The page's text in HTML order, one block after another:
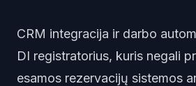
CRM integracija ir darbo
DI registratorius, kuris negali
esamos rezervacijų sistemos